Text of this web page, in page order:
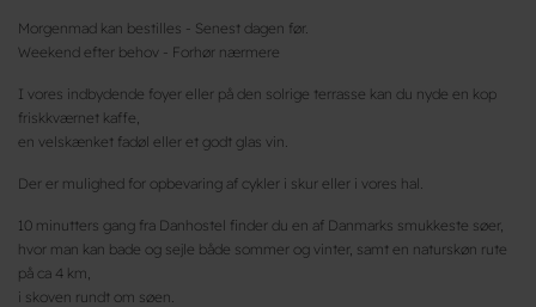
Morgenmad kan bestilles - Senest dagen før.
Weekend efter behov - Forhør nærmere
I vores indbydende foyer eller på den solrige terrasse kan du nyde en kop
friskkværnet kaffe,
en velskænket fadøl eller et godt glas vin.
Der er mulighed for opbevaring af cykler i skur eller i vores hal.
10 minutters gang fra Danhostel finder du en af Danmarks smukkeste søer,
hvor man kan bade og sejle både sommer og vinter, samt en naturskøn rute
på ca 4 km,
i skoven rundt om søen.